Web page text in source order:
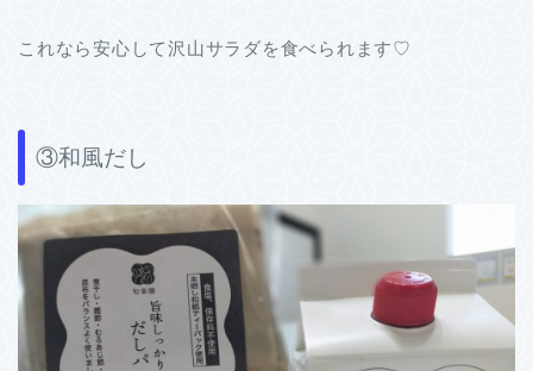
これなら安心して沢山サラダを食べられます♡
③和風だし